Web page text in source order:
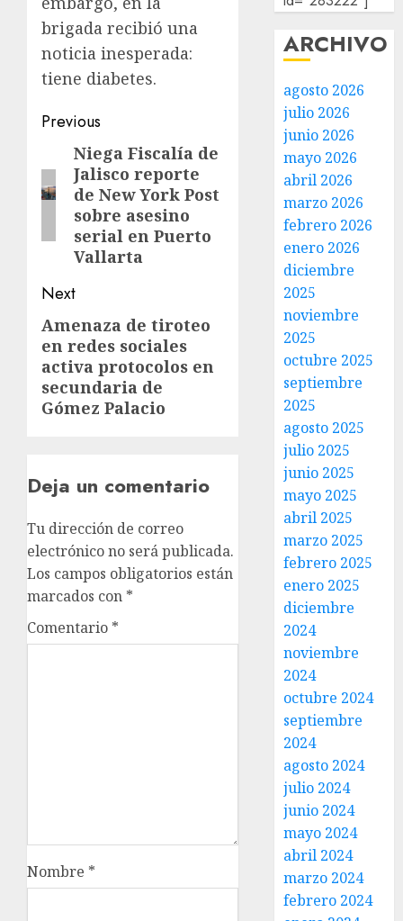
brigada recibió una
noticia inesperada:
tiene diabetes.
Previous
Niega Fiscalía de
Jalisco reporte
de New York Post
sobre asesino
serial en Puerto
Vallarta
Next
Amenaza de tiroteo
en redes sociales
activa protocolos en
secundaria de
Gómez Palacio
Deja un comentario
Tu dirección de correo
electrónico no será publicada.
Los campos obligatorios están
marcados con *
Comentario *
Nombre *
ARCHIVO
agosto 2026
julio 2026
junio 2026
mayo 2026
abril 2026
marzo 2026
febrero 2026
enero 2026
diciembre
2025
noviembre
2025
octubre 2025
septiembre
2025
agosto 2025
julio 2025
junio 2025
mayo 2025
abril 2025
marzo 2025
febrero 2025
enero 2025
diciembre
2024
noviembre
2024
octubre 2024
septiembre
2024
agosto 2024
julio 2024
junio 2024
mayo 2024
abril 2024
marzo 2024
febrero 2024